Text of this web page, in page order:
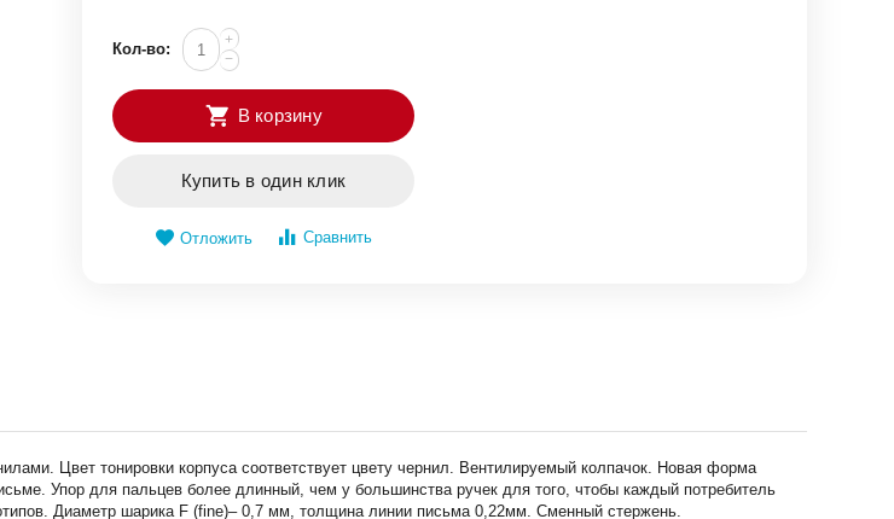
Кол-во:
+
−
В корзину
Купить в один клик
Отложить Сравнить
Цвет тонировки корпуса соответствует цвету чернил. Вентилируемый колпачок. Новая форма
Упор для пальцев более длинный, чем у большинства ручек для того, чтобы каждый потребитель
Диаметр шарика F (fine)– 0,7 мм, толщина линии письма 0,22мм. Сменный стержень.